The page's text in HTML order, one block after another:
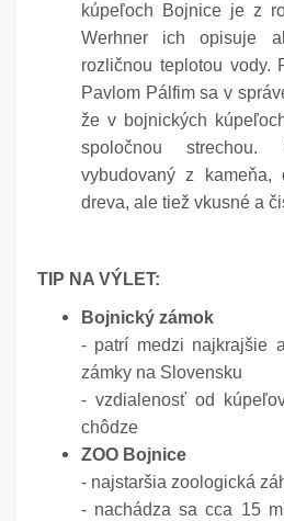
kúpeľoch Bojnice je z
Werhner ich opisuje
rozličnou teplotou vody.
Pavlom Pálfim sa v
že v bojnických
spoločnou
vybudovaný z
dreva, ale tiež vkusné a
TIP NA VÝLET:
Bojnický zámok
- patrí medzi najkrajšie
zámky na Slovensku
- vzdialenosť od
chôdze
ZOO Bojnice
- najstaršia zoologická
- nachádza sa cca 15